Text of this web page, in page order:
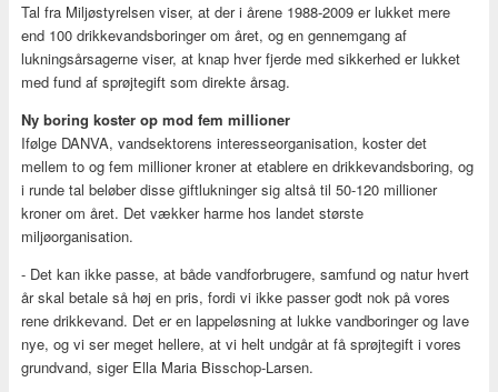
Tal fra Miljøstyrelsen viser, at der i årene 1988-2009 er lukket mere
end 100 drikkevandsboringer om året, og en gennemgang af
lukningsårsagerne viser, at knap hver fjerde med sikkerhed er lukket
med fund af sprøjtegift som direkte årsag.
Ny boring koster op mod fem millioner
Ifølge DANVA, vandsektorens interesseorganisation, koster det
mellem to og fem millioner kroner at etablere en drikkevandsboring, og
i runde tal beløber disse giftlukninger sig altså til 50-120 millioner
kroner om året. Det vækker harme hos landet største
miljøorganisation.
- Det kan ikke passe, at både vandforbrugere, samfund og natur hvert
år skal betale så høj en pris, fordi vi ikke passer godt nok på vores
rene drikkevand. Det er en lappeløsning at lukke vandboringer og lave
nye, og vi ser meget hellere, at vi helt undgår at få sprøjtegift i vores
grundvand, siger Ella Maria Bisschop-Larsen.